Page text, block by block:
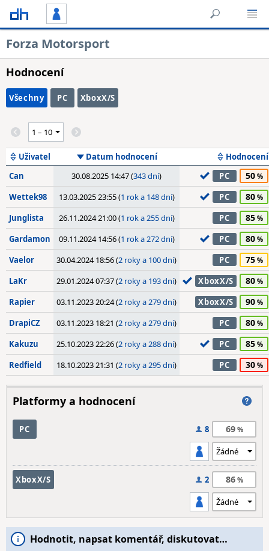
Forza Motorsport
Hodnocení
Všechny PC XboxX/S
Uživatel Datum hodnocení
Hodnocení
Can
30.08.2025 14:47 (343 dní) PC 50
Wettek98 13.03.2025 23:55 (1 rok a 148 dní) PC 80
Junglista 26.11.2024 21:00 (1 rok a 255 dní) PC 85
Gardamon 09.11.2024 14:56 (1 rok a 272 dní) PC 80
Vaelor 30.04.2024 18:56 (2 roky a 100 dní) PC 75
LaKr 29.01.2024 07:37 (2 roky a 193 dní) XboxX/S 80
Rapier 03.11.2023 20:24 (2 roky a 279 dní) XboxX/S 90
DrapiCZ 03.11.2023 18:21 (2 roky a 279 dní) PC 80
Kakuzu 25.10.2023 22:26 (2 roky a 288 dní) PC 85
Redfield 18.10.2023 21:31 (2 roky a 295 dní) PC 30
Platformy a hodnocení
PC 8 69
XboxX/S 2 86
Hodnotit, napsat komentář, diskutovat…